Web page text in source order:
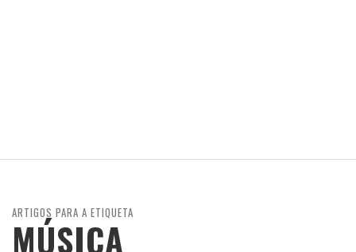
ARTIGOS PARA A ETIQUETA
MÚSICA